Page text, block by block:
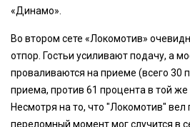
«Динамо».
Во втором сете «Локомотив»
отпор. Гостьи усиливают подачу, а
проваливаются на приеме (всего 30
приема, против 61 процента в той
Несмотря на то, что "Локомотив" вел
переломный момент мог случится в